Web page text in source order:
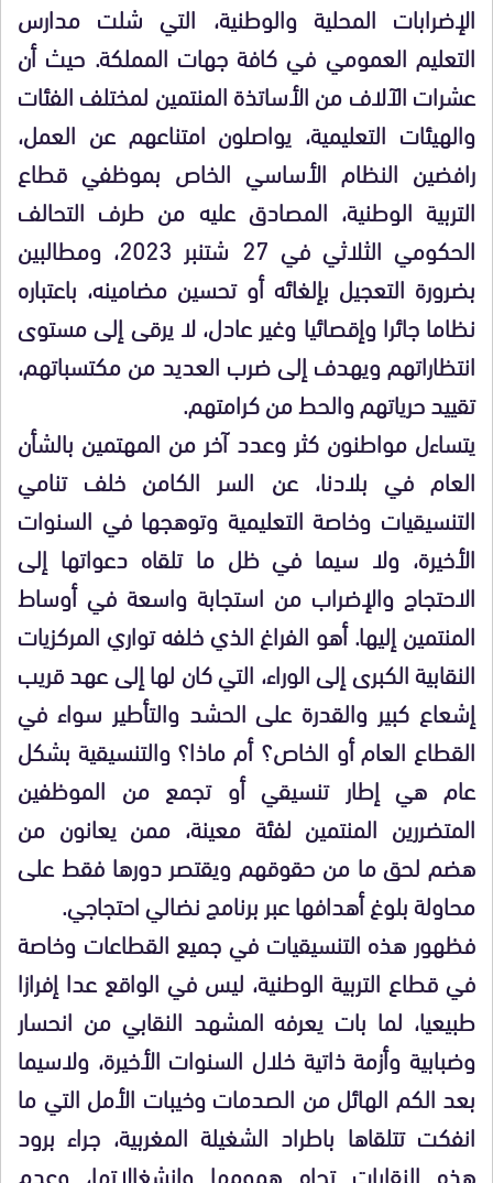
الإضرابات المحلية والوطنية، التي شلت مدارس
التعليم العمومي في كافة جهات المملكة. حيث أن
عشرات الآلاف من الأساتذة المنتمين لمختلف الفئات
والهيئات التعليمية، يواصلون امتناعهم عن العمل،
رافضين النظام الأساسي الخاص بموظفي قطاع
التربية الوطنية، المصادق عليه من طرف التحالف
الحكومي الثلاثي في 27 شتنبر 2023، ومطالبين
بضرورة التعجيل بإلغائه أو تحسين مضامينه، باعتباره
نظاما جائرا وإقصائيا وغير عادل، لا يرقى إلى مستوى
انتظاراتهم ويهدف إلى ضرب العديد من مكتسباتهم،
تقييد حرياتهم والحط من كرامتهم.
يتساءل مواطنون كثر وعدد آخر من المهتمين بالشأن
العام في بلادنا، عن السر الكامن خلف تنامي
التنسيقيات وخاصة التعليمية وتوهجها في السنوات
الأخيرة، ولا سيما في ظل ما تلقاه دعواتها إلى
الاحتجاج والإضراب من استجابة واسعة في أوساط
المنتمين إليها. أهو الفراغ الذي خلفه تواري المركزيات
النقابية الكبرى إلى الوراء، التي كان لها إلى عهد قريب
إشعاع كبير والقدرة على الحشد والتأطير سواء في
القطاع العام أو الخاص؟ أم ماذا؟ والتنسيقية بشكل
عام هي إطار تنسيقي أو تجمع من الموظفين
المتضررين المنتمين لفئة معينة، ممن يعانون من
هضم لحق ما من حقوقهم ويقتصر دورها فقط على
محاولة بلوغ أهدافها عبر برنامج نضالي احتجاجي.
فظهور هذه التنسيقيات في جميع القطاعات وخاصة
في قطاع التربية الوطنية، ليس في الواقع عدا إفرازا
طبيعيا، لما بات يعرفه المشهد النقابي من انحسار
وضبابية وأزمة ذاتية خلال السنوات الأخيرة، ولاسيما
بعد الكم الهائل من الصدمات وخيبات الأمل التي ما
انفكت تتلقاها باطراد الشغيلة المغربية، جراء برود